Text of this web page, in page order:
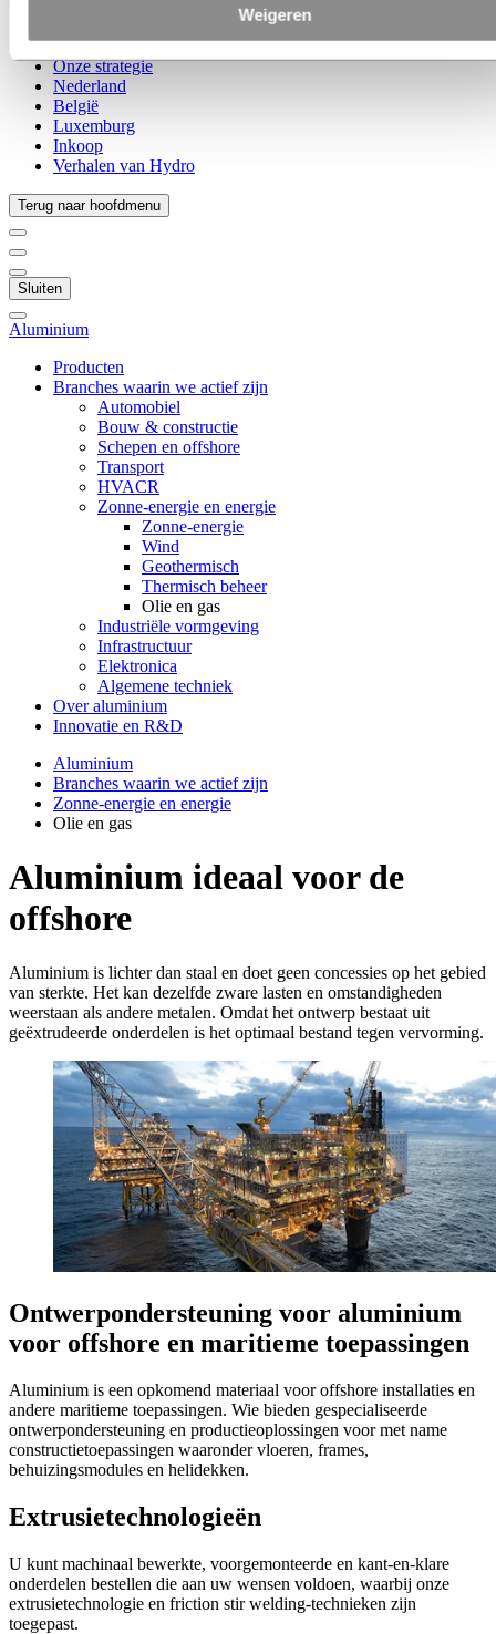
Weigeren
Ons doel en onze kernwaarden
Onze strategie
Nederland
België
Luxemburg
Inkoop
Verhalen van Hydro
Terug naar hoofdmenu
Sluiten
Aluminium
Producten
Branches waarin we actief zijn
Automobiel
Bouw & constructie
Schepen en offshore
Transport
HVACR
Zonne-energie en energie
Zonne-energie
Wind
Geothermisch
Thermisch beheer
Olie en gas
Industriële vormgeving
Infrastructuur
Elektronica
Algemene techniek
Over aluminium
Innovatie en R&D
Aluminium
Branches waarin we actief zijn
Zonne-energie en energie
Olie en gas
Aluminium ideaal voor de
offshore
Aluminium is lichter dan staal en doet geen concessies op het gebied
van sterkte. Het kan dezelfde zware lasten en omstandigheden
weerstaan als andere metalen. Omdat het ontwerp bestaat uit
geëxtrudeerde onderdelen is het optimaal bestand tegen vervorming.
Ontwerpondersteuning voor aluminium
voor offshore en maritieme toepassingen
Aluminium is een opkomend materiaal voor offshore installaties en
andere maritieme toepassingen. Wie bieden gespecialiseerde
ontwerpondersteuning en productieoplossingen voor met name
constructietoepassingen waaronder vloeren, frames,
behuizingsmodules en helidekken.
Extrusietechnologieën
U kunt machinaal bewerkte, voorgemonteerde en kant-en-klare
onderdelen bestellen die aan uw wensen voldoen, waarbij onze
extrusietechnologie en friction stir welding-technieken zijn
toegepast.